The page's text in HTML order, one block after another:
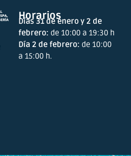
Horarios
Días 31 de enero y 2 de
febrero: de 10:00 a 19:30 h
Día 2 de febrero: de 10:00
a 15:00 h.